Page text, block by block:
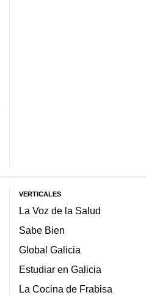
VERTICALES
La Voz de la Salud
Sabe Bien
Global Galicia
Estudiar en Galicia
La Cocina de Frabisa